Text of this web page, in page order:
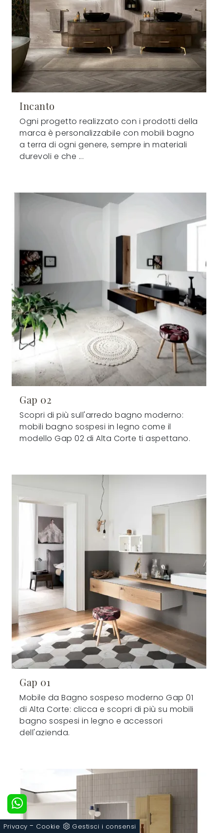
Incanto
Ogni progetto realizzato con i prodotti della
marca è personalizzabile con mobili bagno
a terra di ogni genere, sempre in materiali
durevoli e che ...
Gap 02
Scopri di più sull'arredo bagno moderno:
mobili bagno sospesi in legno come il
modello Gap 02 di Alta Corte ti aspettano.
Gap 01
Mobile da Bagno sospeso moderno Gap 01
di Alta Corte: clicca e scopri di più su mobili
bagno sospesi in legno e accessori
dell'azienda.
Privacy - Cookie Gestisci i consensi